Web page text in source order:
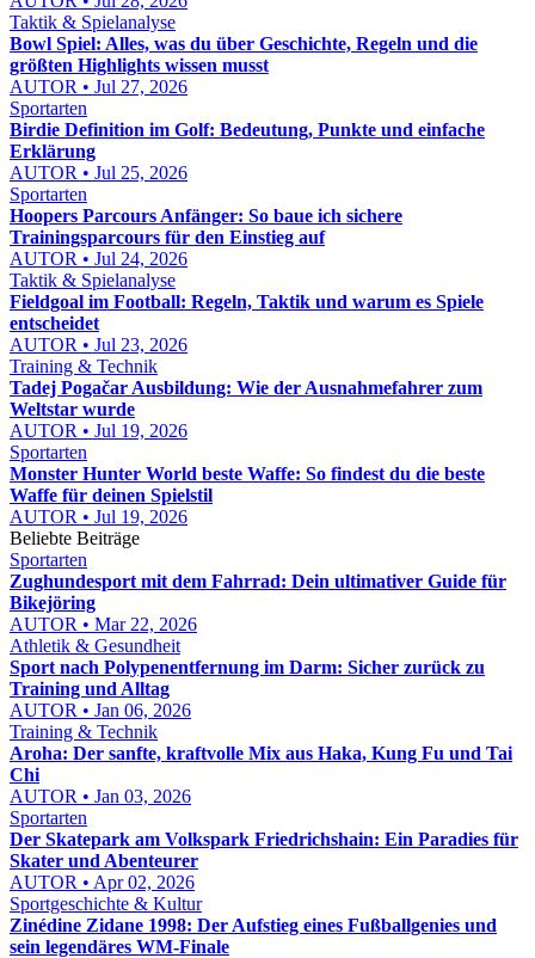
Taktik & Spielanalyse
Bowl Spiel: Alles, was du über Geschichte, Regeln und die
größten Highlights wissen musst
AUTOR • Jul 27, 2026
Sportarten
Birdie Definition im Golf: Bedeutung, Punkte und einfache
Erklärung
AUTOR • Jul 25, 2026
Sportarten
Hoopers Parcours Anfänger: So baue ich sichere
Trainingsparcours für den Einstieg auf
AUTOR • Jul 24, 2026
Taktik & Spielanalyse
Fieldgoal im Football: Regeln, Taktik und warum es Spiele
entscheidet
AUTOR • Jul 23, 2026
Training & Technik
Tadej Pogačar Ausbildung: Wie der Ausnahmefahrer zum
Weltstar wurde
AUTOR • Jul 19, 2026
Sportarten
Monster Hunter World beste Waffe: So findest du die beste
Waffe für deinen Spielstil
AUTOR • Jul 19, 2026
Beliebte Beiträge
Sportarten
Zughundesport mit dem Fahrrad: Dein ultimativer Guide für
Bikejöring
AUTOR • Mar 22, 2026
Athletik & Gesundheit
Sport nach Polypenentfernung im Darm: Sicher zurück zu
Training und Alltag
AUTOR • Jan 06, 2026
Training & Technik
Aroha: Der sanfte, kraftvolle Mix aus Haka, Kung Fu und Tai
Chi
AUTOR • Jan 03, 2026
Sportarten
Der Skatepark am Volkspark Friedrichshain: Ein Paradies für
Skater und Abenteurer
AUTOR • Apr 02, 2026
Sportgeschichte & Kultur
Zinédine Zidane 1998: Der Aufstieg eines Fußballgenies und
sein legendäres WM-Finale